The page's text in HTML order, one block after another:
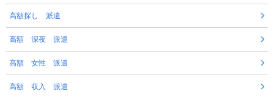
高額探し 派遣
高額 深夜 派遣
高額 女性 派遣
高額 収入 派遣